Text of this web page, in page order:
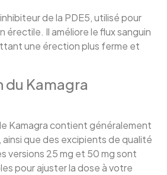
de la PDE5, utilisé pour
Il améliore le flux sanguin
une érection plus ferme et
Kamagra
Kamagra contient généralement
ainsi que des excipients de qualité
versions 25 mg et 50 mg sont
pour ajuster la dose à votre